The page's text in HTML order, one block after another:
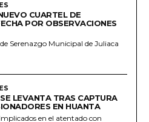
CUARTEL DE
POR OBSERVACIONES
Serenazgo Municipal de Juliaca
LEVANTA TRAS CAPTURA
EN HUANTA
en el atentado con